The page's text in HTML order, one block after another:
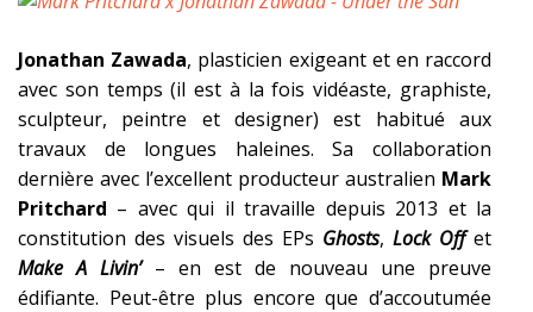
Jonathan Zawada, plasticien exigeant et en raccord
avec son temps (il est à la fois vidéaste, graphiste,
sculpteur, peintre et designer) est habitué aux
travaux de longues haleines. Sa collaboration
dernière avec l’excellent producteur australien Mark
Pritchard – avec qui il travaille depuis 2013 et la
constitution des visuels des EPs Ghosts, Lock Offet
Make A Livin’– en est de nouveau une preuve
édifiante. Peut-être plus encore que d’accoutumée